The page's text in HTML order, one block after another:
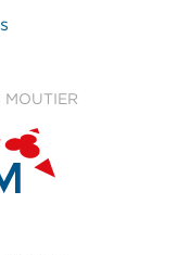
MOUTIER